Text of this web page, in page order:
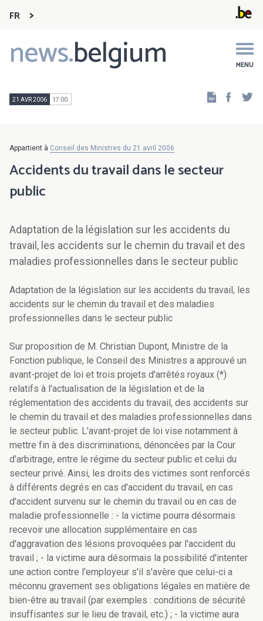
FR
news.belgium MENU
Main
navigation
21 AVR 2006 17:00
Appartient à Conseil des Ministres du 21 avril 2006
Accidents du travail dans le secteur
public
Adaptation de la législation sur les accidents du
travail, les accidents sur le chemin du travail et des
maladies professionnelles dans le secteur public
Adaptation de la législation sur les accidents du travail, les
accidents sur le chemin du travail et des maladies
professionnelles dans le secteur public
Sur proposition de M. Christian Dupont, Ministre de la
Fonction publique, le Conseil des Ministres a approuvé un
avant-projet de loi et trois projets d'arrêtés royaux (*)
relatifs à l'actualisation de la législation et de la
réglementation des accidents du travail, des accidents sur
le chemin du travail et des maladies professionnelles dans
le secteur public. L'avant-projet de loi vise notamment à
mettre fin à des discriminations, dénoncées par la Cour
d'arbitrage, entre le régime du secteur public et celui du
secteur privé. Ainsi, les droits des victimes sont renforcés
à différents degrés en cas d'accident du travail, en cas
d'accident survenu sur le chemin du travail ou en cas de
maladie professionnelle : - la victime pourra désormais
recevoir une allocation supplémentaire en cas
d'aggravation des lésions provoquées par l'accident du
travail ; - la victime aura désormais la possibilité d'intenter
une action contre l'employeur s'il s'avère que celui-ci a
méconnu gravement ses obligations légales en matière de
bien-être au travail (par exemples : conditions de sécurité
insuffisantes sur le lieu de travail, etc.) ; - la victime aura